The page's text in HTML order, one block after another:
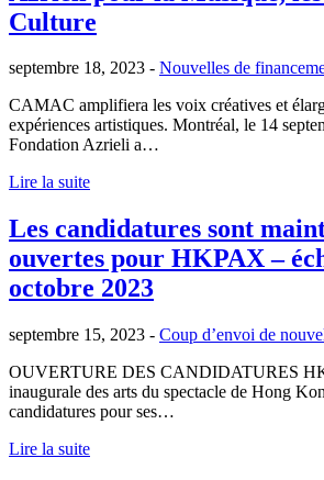
Culture
septembre 18, 2023 - Nouvelles de
CAMAC amplifiera les voix créatives et
expériences artistiques. Montréal, le 14
Fondation Azrieli a…
Lire la suite
Les candidatures sont
ouvertes pour HKPAX –
octobre 2023
septembre 15, 2023 - Coup d’envoi de
OUVERTURE DES CANDIDATURES
inaugurale des arts du spectacle de Hong
candidatures pour ses…
Lire la suite